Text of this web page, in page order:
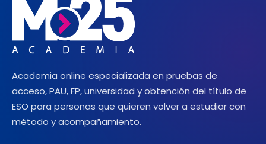
Academia online especializada en pruebas de
acceso, PAU, FP, universidad y obtención del título de
ESO para personas que quieren volver a estudiar con
método y acompañamiento.